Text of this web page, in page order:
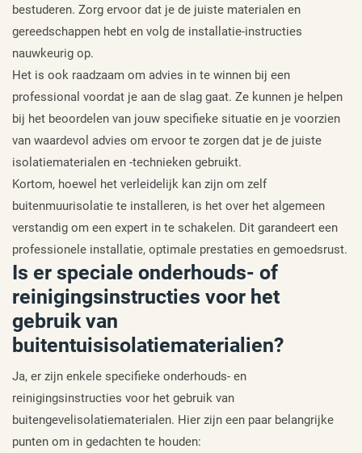
bestuderen. Zorg ervoor dat je de juiste materialen en
gereedschappen hebt en volg de installatie-instructies
nauwkeurig op.
Het is ook raadzaam om advies in te winnen bij een
professional voordat je aan de slag gaat. Ze kunnen je helpen
bij het beoordelen van jouw specifieke situatie en je voorzien
van waardevol advies om ervoor te zorgen dat je de juiste
isolatiematerialen en -technieken gebruikt.
Kortom, hoewel het verleidelijk kan zijn om zelf
buitenmuurisolatie te installeren, is het over het algemeen
verstandig om een expert in te schakelen. Dit garandeert een
professionele installatie, optimale prestaties en gemoedsrust.
Is er speciale onderhouds- of
reinigingsinstructies voor het
gebruik van
buitentuisisolatiematerialien?
Ja, er zijn enkele specifieke onderhouds- en
reinigingsinstructies voor het gebruik van
buitengevelisolatiematerialen. Hier zijn een paar belangrijke
punten om in gedachten te houden: